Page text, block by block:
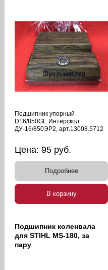
Подшипник упорный
D16/850GE Интерскол
ДУ-16/850ЭР2, арт.13008.5712
Цена:95 руб.
Подробнее
В корзину
Подшипник коленвала
для STIHL MS-180, за
пару